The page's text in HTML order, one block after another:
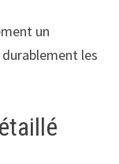
un
les